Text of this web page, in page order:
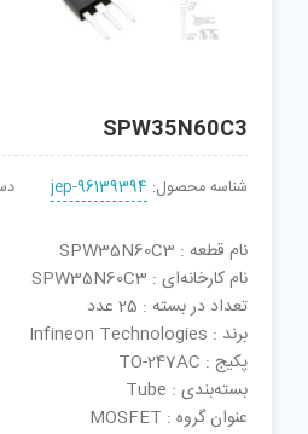
SPW35N60C3
شناسه محصول: jep-96139394
نام قطعه : SPW35N60C3
نام کارخانه‌ای : SPW35N60C3
تعداد در بسته : 25 عدد
برند : Infineon Technologies
پکیج : TO-247AC
بسته‌بندی : Tube
عنوان گروه : MOSFET